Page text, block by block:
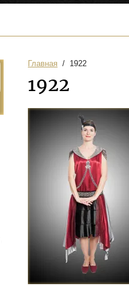
Главная
  /  1922
1922